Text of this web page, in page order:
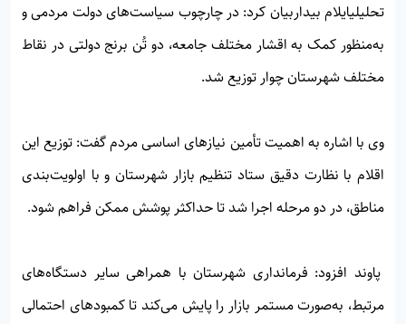
تحلیلیایلام بیداربیان کرد: در چارچوب سیاست‌های دولت مردمی و
به‌منظور کمک به اقشار مختلف جامعه، دو تُن برنج دولتی در نقاط
مختلف شهرستان چوار توزیع شد.
وی با اشاره به اهمیت تأمین نیازهای اساسی مردم گفت: توزیع این
اقلام با نظارت دقیق ستاد تنظیم بازار شهرستان و با اولویت‌بندی
مناطق، در دو مرحله اجرا شد تا حداکثر پوشش ممکن فراهم شود.
پاوند افزود: فرمانداری شهرستان با همراهی سایر دستگاه‌های
مرتبط، به‌صورت مستمر بازار را پایش می‌کند تا کمبودهای احتمالی